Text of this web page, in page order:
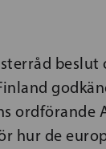
beslut
ordförande
hur de